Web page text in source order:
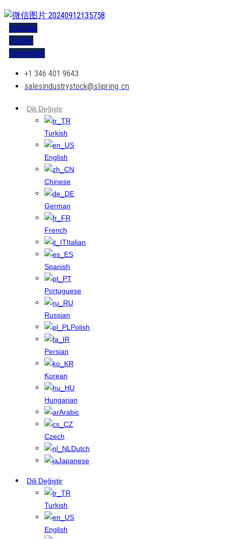
YouTube
Twitter
Elementler
+1 346 401 9643
salesindustrystock@slipring.cn
Dili Değiştir
Turkish
English
Chinese
German
French
Italian
Spanish
Portuguese
Russian
Polish
Persian
Korean
Hungarian
Arabic
Czech
Dutch
Japanese
Dili Değiştir
Turkish
English